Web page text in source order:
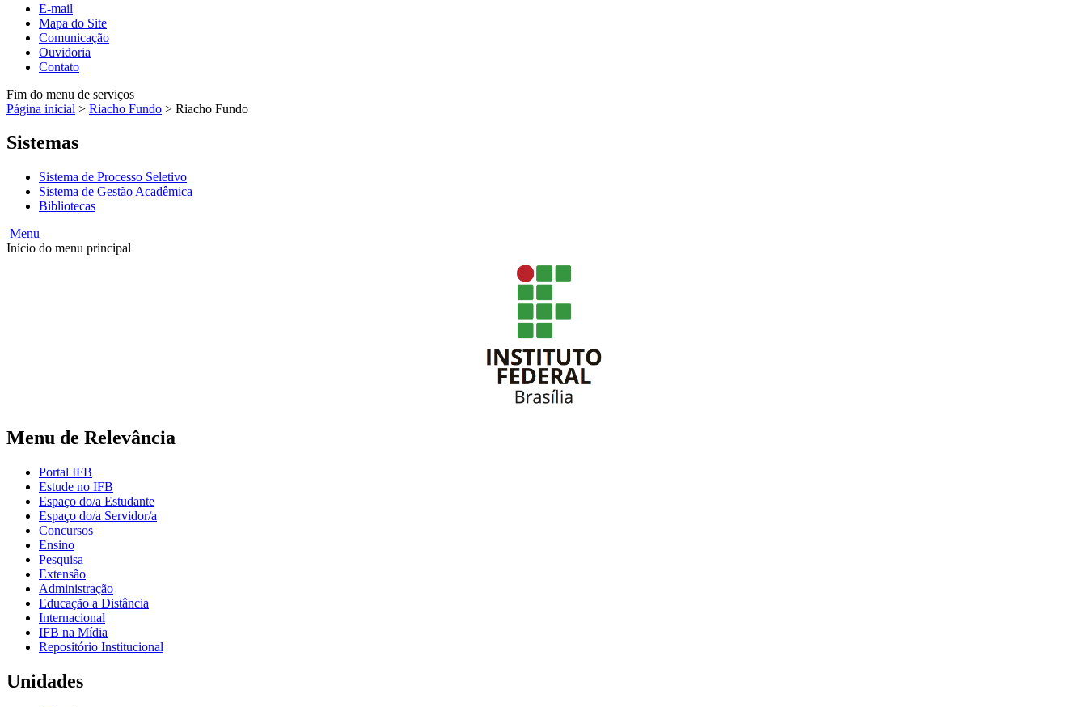
E-mail
Mapa do Site
Comunicação
Ouvidoria
Contato
Fim do menu de serviços
Página inicial > Riacho Fundo > Riacho Fundo
Sistemas
Sistema de Processo Seletivo
Sistema de Gestão Acadêmica
Bibliotecas
Menu
Início do menu principal
Menu de Relevância
Portal IFB
Estude no IFB
Espaço do/a Estudante
Espaço do/a Servidor/a
Concursos
Ensino
Pesquisa
Extensão
Administração
Educação a Distância
Internacional
IFB na Mídia
Repositório Institucional
Unidades